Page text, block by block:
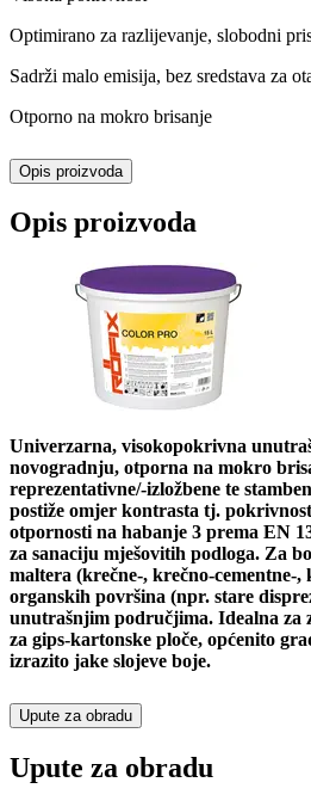
Optimirano za razlijevanje, slobodni
Sadrži malo emisija, bez sredstava za
Otporno na mokro brisanje
Opis proizvoda
Opis proizvoda
Univerzarna, visokopokrivna
novogradnju, otporna na mokro
reprezentativne/-izložbene te
postiže omjer kontrasta tj.
otpornosti na habanje 3 prema EN
za sanaciju mješovitih podloga. Za
maltera (krečne-, krečno-cementne-,
organskih površina (npr. stare
unutrašnjim područjima. Idealna za
za gips-kartonske ploče, općenito
izrazito jake slojeve boje.
Upute za obradu
Upute za obradu